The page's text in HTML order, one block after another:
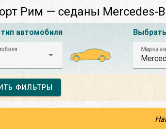
Рим — седаны Mercedes-
автомобиля
Марка
ФИЛЬТРЫ